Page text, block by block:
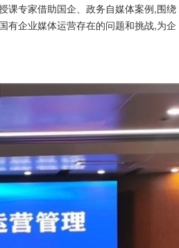
课专家借助国企、政务自媒体案例,围绕
有企业媒体运营存在的问题和挑战,为企